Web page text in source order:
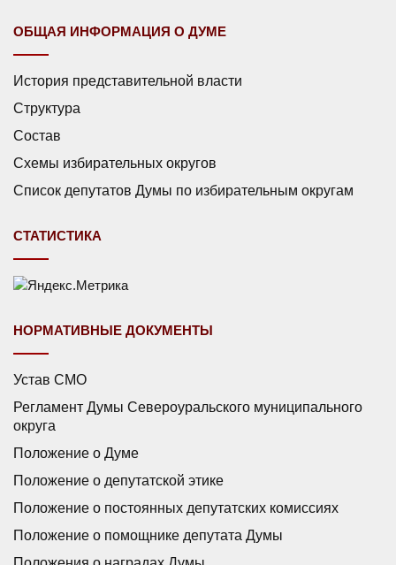
ОБЩАЯ ИНФОРМАЦИЯ О ДУМЕ
История представительной власти
Структура
Состав
Схемы избирательных округов
Список депутатов Думы по избирательным округам
СТАТИСТИКА
НОРМАТИВНЫЕ ДОКУМЕНТЫ
Устав СМО
Регламент Думы Североуральского муниципального
округа
Положение о Думе
Положение о депутатской этике
Положение о постоянных депутатских комиссиях
Положение о помощнике депутата Думы